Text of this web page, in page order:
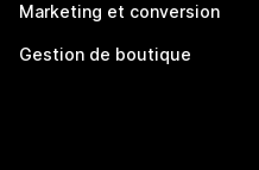
Marketing et conversion
Gestion de boutique